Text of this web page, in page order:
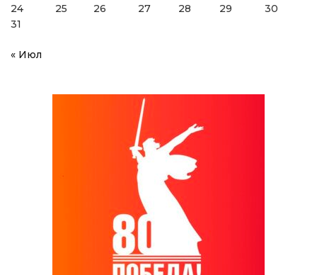
24
25 26 27 28 29
30
31
« Июл